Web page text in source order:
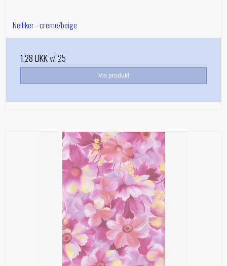
Nelliker - creme/beige
1,28 DKKv/ 25
Vis produkt